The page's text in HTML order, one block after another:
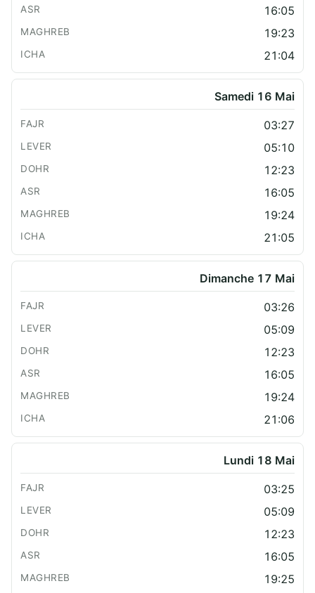
16:05
19:23
21:04
Samedi 16 Mai
03:27
05:10
12:23
16:05
19:24
21:05
Dimanche 17 Mai
03:26
05:09
12:23
16:05
19:24
21:06
Lundi 18 Mai
03:25
05:09
12:23
16:05
19:25